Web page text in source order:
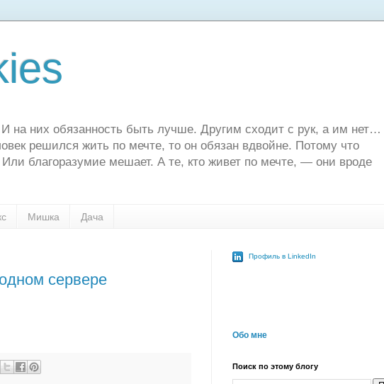
на них обязанность быть лучше. Другим сходит с рук, а им
решился жить по мечте, то он обязан вдвойне. Потому что
благоразумие мешает. А те, кто живет по мечте, — они вроде
Мишка Дача
сервере
Профиль в LinkedIn
Обо мне
Поиск по этому блогу